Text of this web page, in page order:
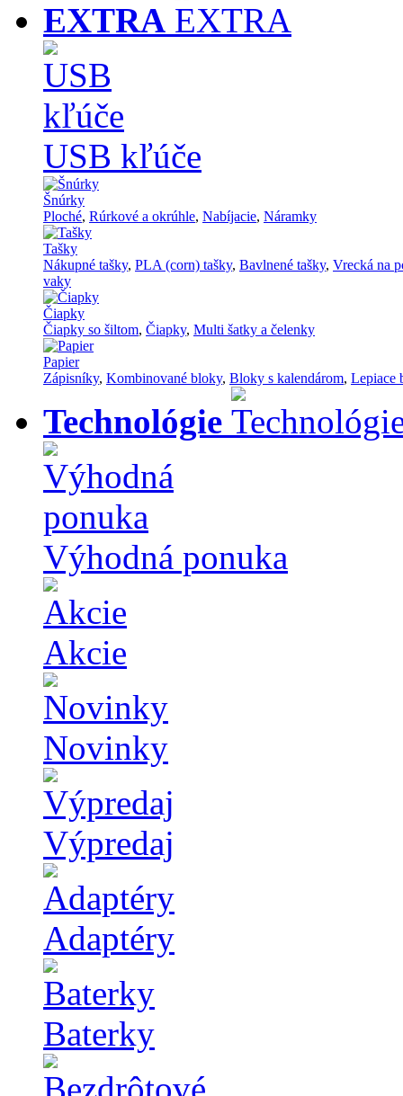
EXTRA
USB kľúče
Šnúrky
Ploché, Rúrkové a okrúhle, Nabíjacie, Náramky
Tašky
Nákupné tašky, PLA (corn) tašky, Bavlnené tašky, Vrecká na
vaky
Čiapky
Čiapky so šiltom, Čiapky, Multi šatky a čelenky
Papier
Zápisníky, Kombinované bloky, Bloky s kalendárom, Lepiace
Technológie
Výhodná ponuka
Akcie
Novinky
Výpredaj
Adaptéry
Baterky